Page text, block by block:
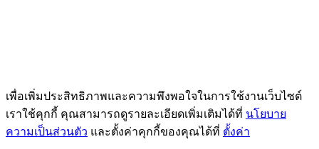
เพื่อเพิ่มประสิทธิภาพและความพึงพอใจในการใช้งานเว็บไซต์
เราใช้คุกกี้ คุณสามารถดูรายละเอียดเพิ่มเติมได้ที่ นโยบาย
ความเป็นส่วนตัว และตั้งค่าคุกกี้ของคุณได้ที่ ตั้งค่า